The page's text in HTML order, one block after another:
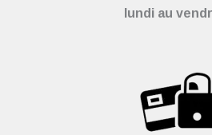
lundi au